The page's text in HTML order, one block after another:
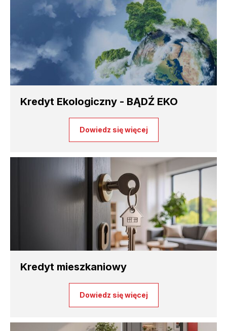
Kredyt Ekologiczny - BĄDŹ EKO
Dowiedz się więcej
Kredyt mieszkaniowy
Dowiedz się więcej